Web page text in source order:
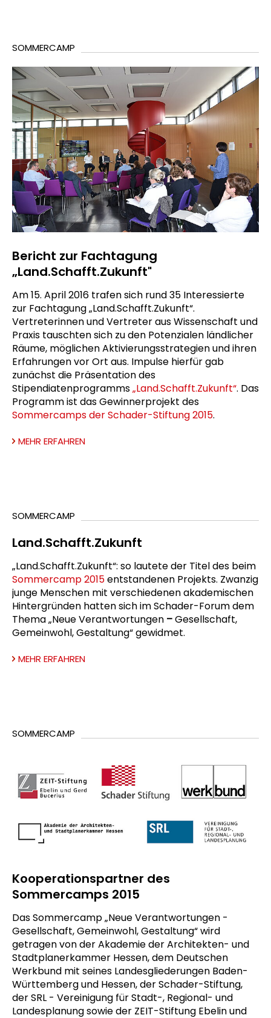
SOMMERCAMP
Bericht zur Fachtagung
„Land.Schafft.Zukunft"
Am 15. April 2016 trafen sich rund 35 Interessierte
zur Fachtagung „Land.Schafft.Zukunft“.
Vertreterinnen und Vertreter aus Wissenschaft und
Praxis tauschten sich zu den Potenzialen ländlicher
Räume, möglichen Aktivierungsstrategien und ihren
Erfahrungen vor Ort aus. Impulse hierfür gab
zunächst die Präsentation des
Stipendiatenprogramms„Land.Schafft.Zukunft“. Das
Programm ist das Gewinnerprojekt des
Sommercamps der Schader-Stiftung 2015.
MEHR ERFAHREN
SOMMERCAMP
Land.Schafft.Zukunft
„Land.Schafft.Zukunft“: so lautete der Titel des beim
Sommercamp 2015entstandenen Projekts. Zwanzig
junge Menschen mit verschiedenen akademischen
Hintergründen hatten sich im Schader-Forum dem
Thema „Neue Verantwortungen –Gesellschaft,
Gemeinwohl, Gestaltung“ gewidmet.
MEHR ERFAHREN
SOMMERCAMP
Kooperationspartner des
Sommercamps 2015
Das Sommercamp „Neue Verantwortungen -
Gesellschaft, Gemeinwohl, Gestaltung“ wird
getragen von der Akademie der Architekten- und
Stadtplanerkammer Hessen, dem Deutschen
Werkbund mit seines Landesgliederungen Baden-
Württemberg und Hessen, der Schader-Stiftung,
der SRL - Vereinigung für Stadt-, Regional- und
Landesplanung sowie der ZEIT-Stiftung Ebelin und